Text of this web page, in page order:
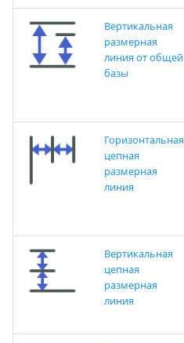
Вертикальная
размерная
линия от общей
базы
Горизонтальная
цепная
размерная
линия
Вертикальная
цепная
размерная
линия